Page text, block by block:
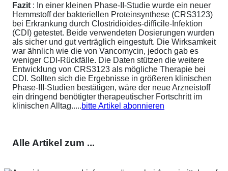
Fazit : In einer kleinen Phase-II-Studie wurde ein neuer
Hemmstoff der bakteriellen Proteinsynthese (CRS3123)
bei Erkrankung durch Clostridioides-difficile-Infektion
(CDI) getestet. Beide verwendeten Dosierungen wurden
als sicher und gut verträglich eingestuft. Die Wirksamkeit
war ähnlich wie die von Vancomycin, jedoch gab es
weniger CDI-Rückfälle. Die Daten stützen die weitere
Entwicklung von CRS3123 als mögliche Therapie bei
CDI. Sollten sich die Ergebnisse in größeren klinischen
Phase-III-Studien bestätigen, wäre der neue Arzneistoff
ein dringend benötigter therapeutischer Fortschritt im
klinischen Alltag.....bitte Artikel abonnieren
Alle Artikel zum ...